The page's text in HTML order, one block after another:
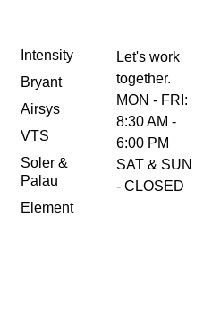
Intensity
Bryant
Airsys
VTS
Soler &
Palau
Element
Let's work
together.
MON - FRI:
8:30 AM -
6:00 PM
SAT & SUN
- CLOSED